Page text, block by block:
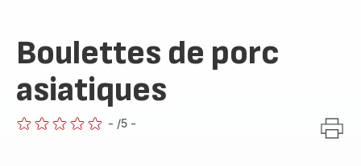
Boulettes de porc
asiatiques
- /5 -